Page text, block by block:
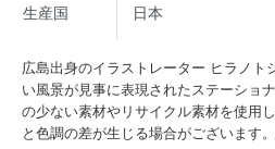
生産国 日本
広島出身のイラストレーター ヒラノト
い風景が見事に表現されたステーショ
の少ない素材やリサイクル素材を使用
と色調の差が生じる場合がございます